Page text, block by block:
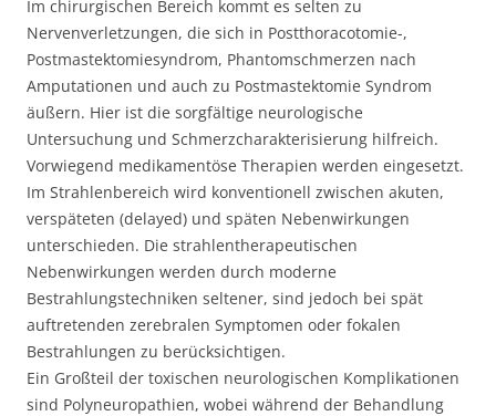
Im chirurgischen Bereich kommt es selten zu
Nervenverletzungen, die sich in Postthoracotomie-,
Postmastektomiesyndrom, Phantomschmerzen nach
Amputationen und auch zu Postmastektomie Syndrom
äußern. Hier ist die sorgfältige neurologische
Untersuchung und Schmerzcharakterisierung hilfreich.
Vorwiegend medikamentöse Therapien werden eingesetzt.
Im Strahlenbereich wird konventionell zwischen akuten,
verspäteten (delayed) und späten Nebenwirkungen
unterschieden. Die strahlentherapeutischen
Nebenwirkungen werden durch moderne
Bestrahlungstechniken seltener, sind jedoch bei spät
auftretenden zerebralen Symptomen oder fokalen
Bestrahlungen zu berücksichtigen.
Ein Großteil der toxischen neurologischen Komplikationen
sind Polyneuropathien, wobei während der Behandlung